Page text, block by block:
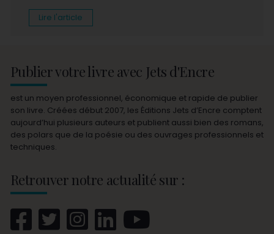
Lire l'article
Publier votre livre avec Jets d'Encre
est un moyen professionnel, économique et rapide de publier
son livre. Créées début 2007, les Éditions Jets d’Encre comptent
aujourd’hui plusieurs auteurs et publient aussi bien des romans,
des polars que de la poésie ou des ouvrages professionnels et
techniques.
Retrouver notre actualité sur :